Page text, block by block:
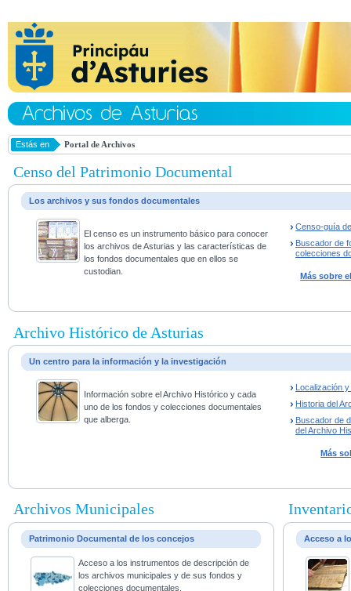
Estás en Portal de Archivos
Censo del Patrimonio Documental
Los archivos y sus fondos documentales
El censo es un instrumento básico para conocer
los archivos de Asturias y las características de
los fondos documentales que en ellos se
custodian.
Censo-guía
Buscador de
colecciones
Más sobre
Archivo Histórico de Asturias
Un centro para la información y la investigación
Información sobre el Archivo Histórico y cada
uno de los fondos y colecciones documentales
que alberga.
Localización
Historia del
Buscador de
del Archivo
Más
Archivos Municipales
Patrimonio Documental de los concejos
Acceso a los instrumentos de descripción de
los archivos municipales y de sus fondos y
colecciones documentales.
Acceso a